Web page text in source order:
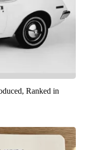
Ranked in